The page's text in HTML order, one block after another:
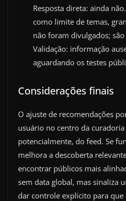
Resposta direta: ainda
como limite de temas,
não foram divulgados;
Validação: informação
aguardando os testes
Considerações finais
O ajuste de recomendações
usuário no centro da curadoria
potencialmente, do feed. Se
melhora a descoberta
encontrar públicos mais
sem data global, mas sinaliza
dar controle explícito para que